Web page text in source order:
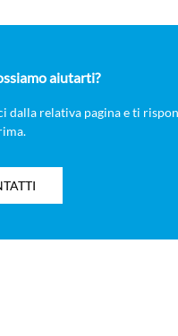
aiutarti?
dalla relativa pagina e ti